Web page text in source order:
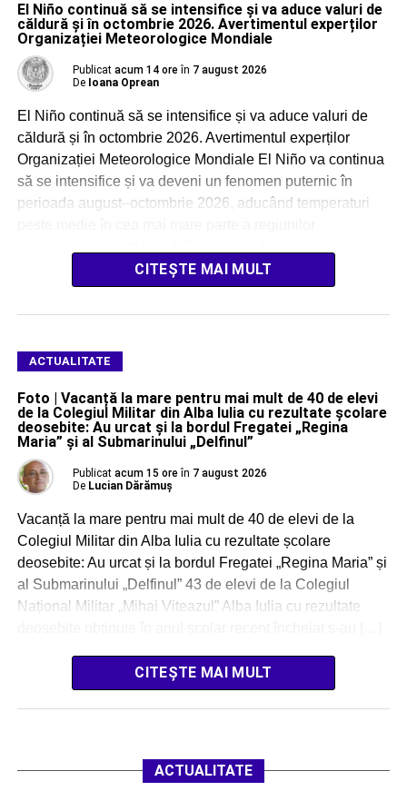
El Niño continuă să se intensifice și va aduce valuri de
căldură și în octombrie 2026. Avertimentul experților
Organizației Meteorologice Mondiale
Publicat acum 14 ore în 7 august 2026
De Ioana Oprean
El Niño continuă să se intensifice și va aduce valuri de
căldură și în octombrie 2026. Avertimentul experților
Organizației Meteorologice Mondiale El Niño va continua
să se intensifice și va deveni un fenomen puternic în
perioada august–octombrie 2026, aducând temperaturi
Mondială (OMM). […]CITEȘTE MAI MULT
ACTUALITATE
Foto | Vacanță la mare pentru mai mult de 40 de elevi
de la Colegiul Militar din Alba Iulia cu rezultate școlare
deosebite: Au urcat și la bordul Fregatei „Regina
Maria” și al Submarinului „Delfinul”
Publicat acum 15 ore în 7 august 2026
De Lucian Dărămuș
Vacanță la mare pentru mai mult de 40 de elevi de la
Colegiul Militar din Alba Iulia cu rezultate școlare
deosebite: Au urcat și la bordul Fregatei „Regina Maria” și
al Submarinului „Delfinul” 43 de elevi de la Colegiul
Național Militar „Mihai Viteazul” Alba Iulia cu rezultate
CITEȘTE MAI MULT
ACTUALITATE